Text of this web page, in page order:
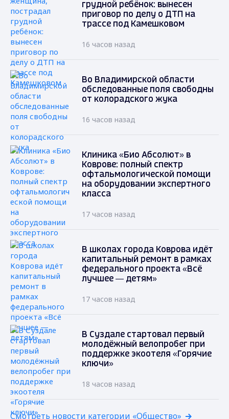
грудной ребёнок: вынесен
приговор по делу о ДТП на
трассе под Камешковом
16 часов назад
Во Владимирской области
обследованные поля свободны
от колорадского жука
16 часов назад
Клиника «Био Абсолют» в
Коврове: полный спектр
офтальмологической помощи
на оборудовании экспертного
класса
17 часов назад
В школах города Коврова идёт
капитальный ремонт в рамках
федерального проекта «Всё
лучшее — детям»
17 часов назад
В Суздале стартовал первый
молодёжный велопробег при
поддержке экоотеля «Горячие
ключи»
18 часов назад
Смотреть новости категории «Общество»